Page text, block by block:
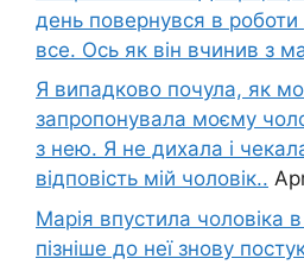
день повернувся в роботи
все. Ось як він вчинив з
Я випадково почула, як
запропонувала моєму
з нею. Я не дихала і
відповість мій чоловік..
Марія впустила чоловіка
пізніше до неї знову